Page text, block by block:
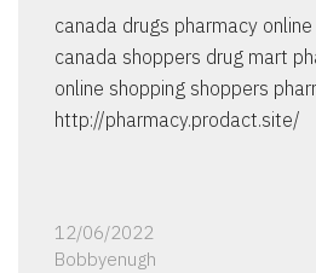
canada drugs pharmacy
canada shoppers drug mart
online shopping shoppers
http://pharmacy.prodact.site/
12/06/2022
Bobbyenugh